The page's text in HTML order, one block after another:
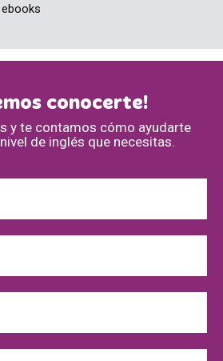
conocerte!
y te contamos cómo ayudarte
de inglés que necesitas.